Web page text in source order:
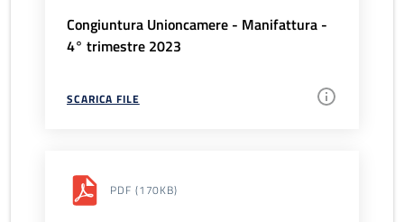
Congiuntura Unioncamere - Manifattura -
4° trimestre 2023
SCARICA FILE
PDF (170KB)